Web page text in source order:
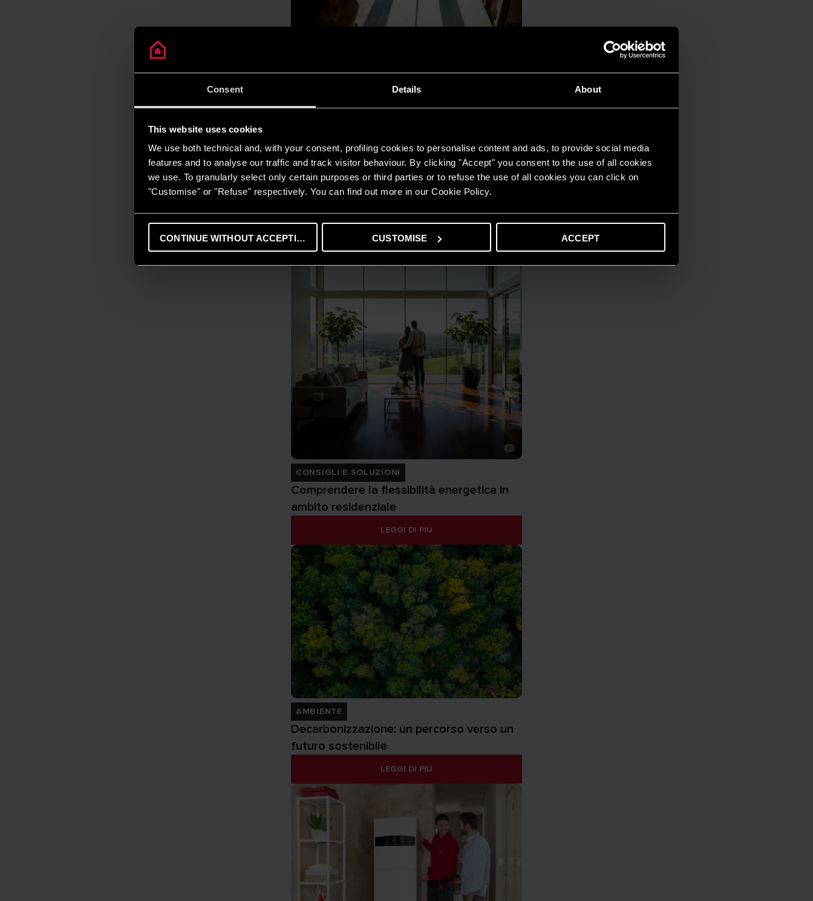
Consent Details About
This website uses cookies
We use both technical and, with your consent, profiling cookies to personalise content and ads, to provide social media
features and to analyse our traffic and track visitor behaviour. By clicking "Accept" you consent to the use of all cookies
we use. To granularly select only certain purposes or third parties or to refuse the use of all cookies you can click on
"Customise" or "Refuse" respectively. You can find out more in our Cookie Policy.
CONTINUE WITHOUT ACCEPTING CUSTOMISE ACCEPT
GUIDA AL RISPARMIO
Quanto consuma un condizionatore?
LEGGI DI PIÙ
CONSIGLI E SOLUZIONI
Comprendere la flessibilità energetica in
ambito residenziale
LEGGI DI PIÙ
AMBIENTE
Decarbonizzazione: un percorso verso un
futuro sostenibile
LEGGI DI PIÙ